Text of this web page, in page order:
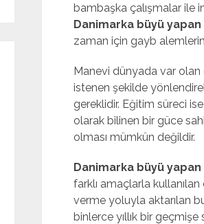
bambaşka çalışmalar ile
Danimarka büyü yapan
zaman için gayb
Manevi dünyada var olan
istenen şekilde
gereklidir. Eğitim süreci
olarak bilinen bir güce
olması mümkün değildir.
Danimarka büyü yapan
farklı amaçlarla
verme yoluyla aktarılan
binlerce yıllık bir